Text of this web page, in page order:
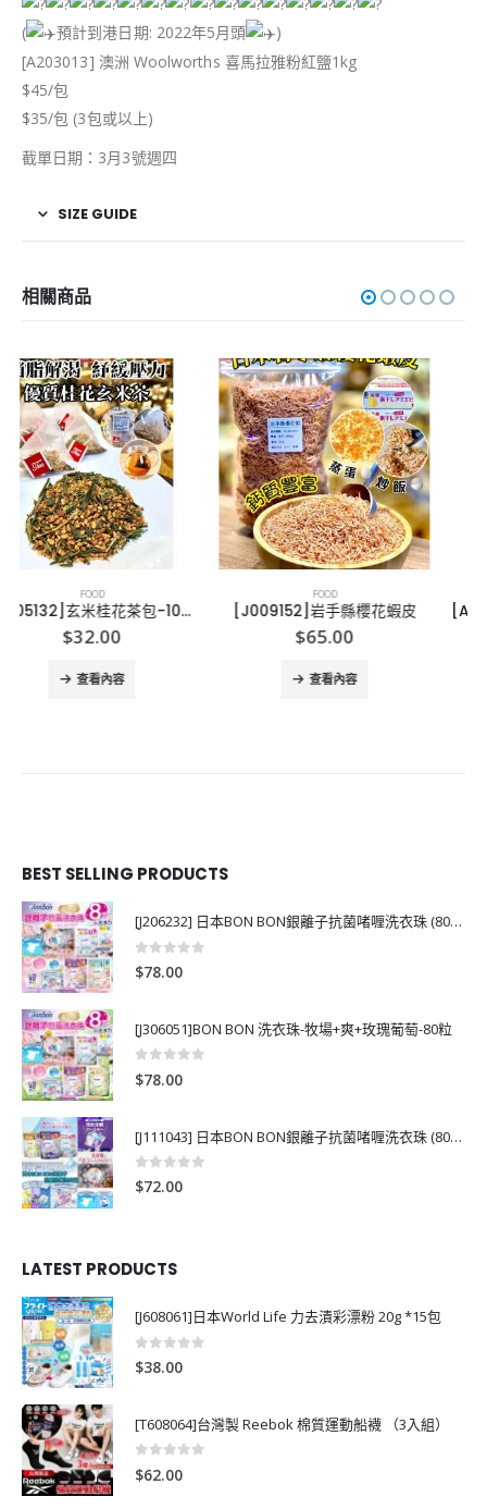
( 預計到港日期: 2022年5月頭
)
[A203013] 澳洲 Woolworths 喜馬拉雅粉紅鹽1kg
$45/包
$35/包 (3包或以上)
截單日期：3月3號週四
SIZE GUIDE
相關商品
[J009152]岩手縣櫻花蝦皮
$65.00
查看內容
$49.00
查看內容
BEST SELLING PRODUCTS
[J206232] 日本BON BON銀離子抗菌啫喱洗衣珠 (80粒)
0
$78.00
[J306051]BON BON 洗衣珠-牧場+爽+玫瑰葡萄-80粒
0
$78.00
[J111043] 日本BON BON銀離子抗菌啫喱洗衣珠 (80粒)
0out of 5
$72.00
LATEST PRODUCTS
[J608061]日本World Life 力去漬彩漂粉 20g *15包
0
$38.00
[T608064]台灣製 Reebok 棉質運動船襪 （3入組）
0
$62.00